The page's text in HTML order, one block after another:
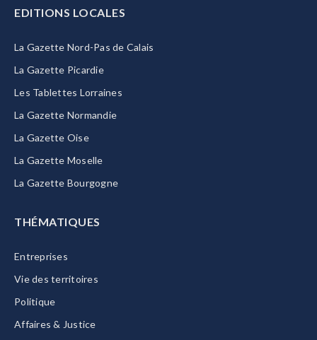
EDITIONS LOCALES
La Gazette Nord-Pas de Calais
La Gazette Picardie
Les Tablettes Lorraines
La Gazette Normandie
La Gazette Oise
La Gazette Moselle
La Gazette Bourgogne
THÉMATIQUES
Entreprises
Vie des territoires
Politique
Affaires & Justice